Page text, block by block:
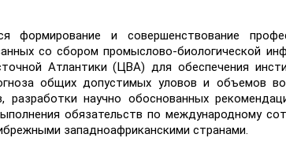
формирование и совершенствование
со сбором промыслово-биологической
Атлантики (ЦВА) для обеспечения
общих допустимых уловов и объемов
разработки научно обоснованных
обязательств по международному
западноафриканскими странами.